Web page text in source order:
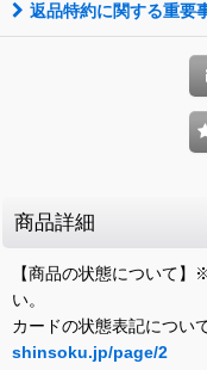
返品特約に関する重要
商品詳細
【商品の状態について
い。
カードの状態表記につい
shinsoku.jp/page/2